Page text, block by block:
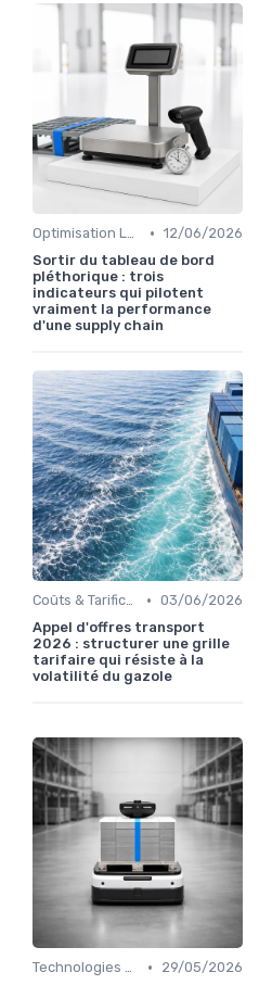
Optimisation Logistique • 12/06/2026
Sortir du tableau de bord
pléthorique : trois
indicateurs qui pilotent
vraiment la performance
d'une supply chain
Coûts & Tarification • 03/06/2026
Appel d'offres transport
2026 : structurer une grille
tarifaire qui résiste à la
volatilité du gazole
Technologies Émergentes •
29/05/2026